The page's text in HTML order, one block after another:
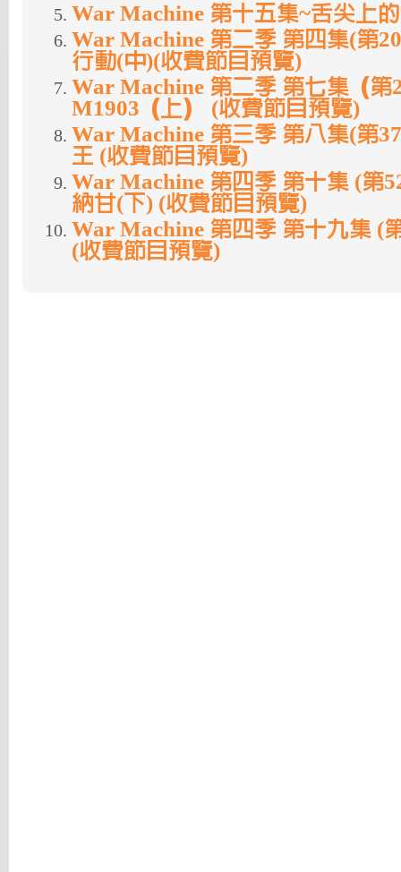
War Machine 第十五集~舌尖上
War Machine 第二季 第四集(第
行動(中)(收費節目預覽)
War Machine 第二季 第七集（第
M1903（上） (收費節目預覽)
War Machine 第三季 第八集(第
王 (收費節目預覽)
War Machine 第四季 第十集 (第
納甘(下) (收費節目預覽)
War Machine 第四季 第十九集 (
(收費節目預覽)